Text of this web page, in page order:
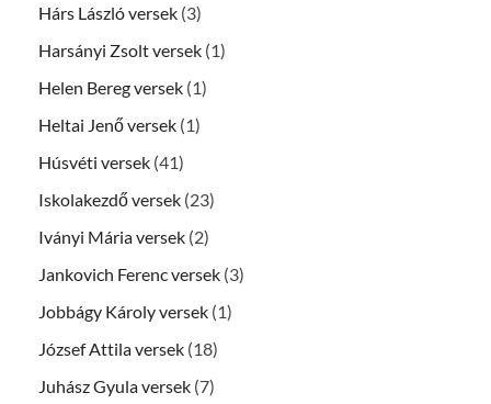
Hárs László versek (3)
Harsányi Zsolt versek (1)
Helen Bereg versek (1)
Heltai Jenő versek (1)
Húsvéti versek (41)
Iskolakezdő versek (23)
Iványi Mária versek (2)
Jankovich Ferenc versek (3)
Jobbágy Károly versek (1)
József Attila versek (18)
Juhász Gyula versek (7)